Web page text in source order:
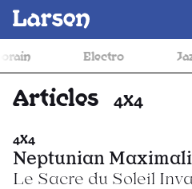
Articles 4X4
4X4
Neptunian
Le Sacre du Soleil